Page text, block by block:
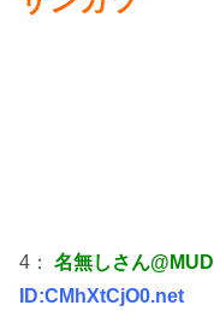
4： 名無しさん@MUD
ID:CMhXtCjO0.net